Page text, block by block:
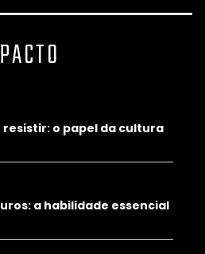
o papel da cultura
a habilidade essencial